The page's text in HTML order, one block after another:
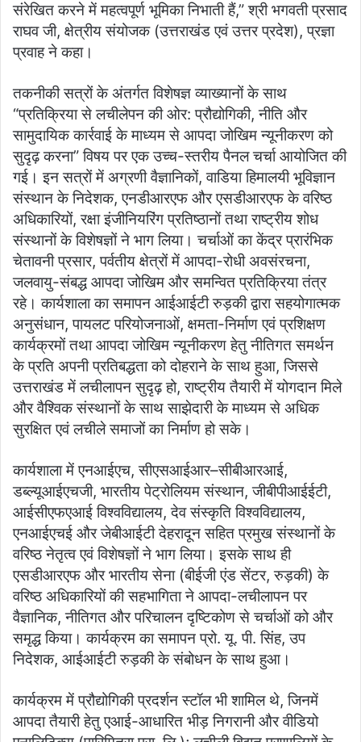
संरेखित करने में महत्वपूर्ण भूमिका निभाती हैं,” श्री भगवती प्रसाद
राघव जी, क्षेत्रीय संयोजक (उत्तराखंड एवं उत्तर प्रदेश), प्रज्ञा
प्रवाह ने कहा।
तकनीकी सत्रों के अंतर्गत विशेषज्ञ व्याख्यानों के साथ
“प्रतिक्रिया से लचीलेपन की ओर: प्रौद्योगिकी, नीति और
सामुदायिक कार्रवाई के माध्यम से आपदा जोखिम न्यूनीकरण को
सुदृढ़ करना” विषय पर एक उच्च-स्तरीय पैनल चर्चा आयोजित की
गई। इन सत्रों में अग्रणी वैज्ञानिकों, वाडिया हिमालयी भूविज्ञान
संस्थान के निदेशक, एनडीआरएफ और एसडीआरएफ के वरिष्ठ
अधिकारियों, रक्षा इंजीनियरिंग प्रतिष्ठानों तथा राष्ट्रीय शोध
संस्थानों के विशेषज्ञों ने भाग लिया। चर्चाओं का केंद्र प्रारंभिक
चेतावनी प्रसार, पर्वतीय क्षेत्रों में आपदा-रोधी अवसंरचना,
जलवायु-संबद्ध आपदा जोखिम और समन्वित प्रतिक्रिया तंत्र
रहे। कार्यशाला का समापन आईआईटी रुड़की द्वारा सहयोगात्मक
अनुसंधान, पायलट परियोजनाओं, क्षमता-निर्माण एवं प्रशिक्षण
कार्यक्रमों तथा आपदा जोखिम न्यूनीकरण हेतु नीतिगत समर्थन
के प्रति अपनी प्रतिबद्धता को दोहराने के साथ हुआ, जिससे
उत्तराखंड में लचीलापन सुदृढ़ हो, राष्ट्रीय तैयारी में योगदान मिले
और वैश्विक संस्थानों के साथ साझेदारी के माध्यम से अधिक
सुरक्षित एवं लचीले समाजों का निर्माण हो सके।
कार्यशाला में एनआईएच, सीएसआईआर–सीबीआरआई,
डब्ल्यूआईएचजी, भारतीय पेट्रोलियम संस्थान, जीबीपीआईईटी,
आईसीएफएआई विश्वविद्यालय, देव संस्कृति विश्वविद्यालय,
एनआईएचई और जेबीआईटी देहरादून सहित प्रमुख संस्थानों के
वरिष्ठ नेतृत्व एवं विशेषज्ञों ने भाग लिया। इसके साथ ही
एसडीआरएफ और भारतीय सेना (बीईजी एंड सेंटर, रुड़की) के
वरिष्ठ अधिकारियों की सहभागिता ने आपदा-लचीलापन पर
वैज्ञानिक, नीतिगत और परिचालन दृष्टिकोण से चर्चाओं को और
समृद्ध किया। कार्यक्रम का समापन प्रो. यू. पी. सिंह, उप
निदेशक, आईआईटी रुड़की के संबोधन के साथ हुआ।
कार्यक्रम में प्रौद्योगिकी प्रदर्शन स्टॉल भी शामिल थे, जिनमें
आपदा तैयारी हेतु एआई-आधारित भीड़ निगरानी और वीडियो